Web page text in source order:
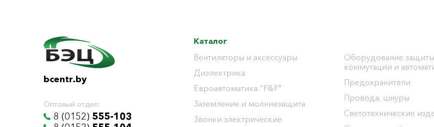
bcentr.by
Оптовый отдел:
8 (0152) 555-103
Каталог
Вентиляторы и аксессуары
Диэлектрика
Евроавтоматика "F&F"
Заземление и молниезащита
Звонки электрические
Оборудование
коммутации и
Предохранители
Провода, шнуры
Светотехнические